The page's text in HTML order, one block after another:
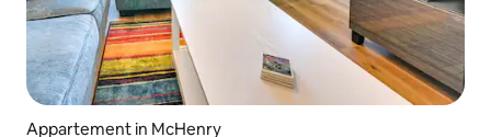
Appartement in McHenry